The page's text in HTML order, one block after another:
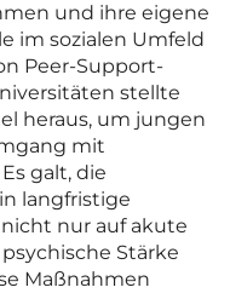
und ihre eigene
im sozialen Umfeld
Peer-Support-
stellte
heraus, um jungen
mit
galt, die
langfristige
nur auf akute
Stärke
Maßnahmen